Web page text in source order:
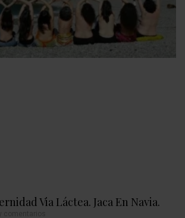
Via Láctea. Jaca En Navia.